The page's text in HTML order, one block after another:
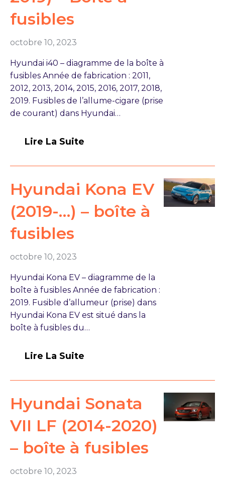
fusibles
octobre 10, 2023
Hyundai i40 – diagramme de la boîte à
fusibles Année de fabrication : 2011,
2012, 2013, 2014, 2015, 2016, 2017, 2018,
2019. Fusibles de l’allume-cigare (prise
de courant) dans Hyundai…
Lire La Suite
Hyundai Kona EV
(2019-…) – boîte à
fusibles
octobre 10, 2023
Hyundai Kona EV – diagramme de la
boîte à fusibles Année de fabrication :
2019. Fusible d’allumeur (prise) dans
Hyundai Kona EV est situé dans la
boîte à fusibles du…
Lire La Suite
Hyundai Sonata
VII LF (2014-2020)
– boîte à fusibles
octobre 10, 2023